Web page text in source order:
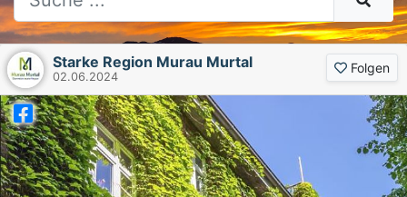
Starke Region Murau Murtal
02.06.2024
Folgen